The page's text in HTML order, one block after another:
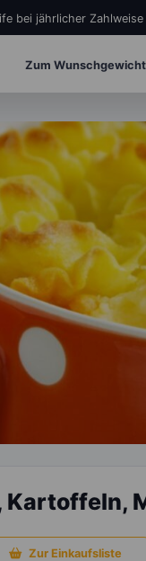
bei jährlicher Zahlweise
Zum Wunschgewicht
Zur Einkaufsliste